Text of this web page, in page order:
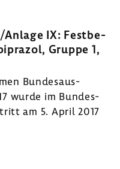
IX: Fest­be­
Gruppe 1,
Bundes­aus­
wurde im Bundes­
am 5. April 2017